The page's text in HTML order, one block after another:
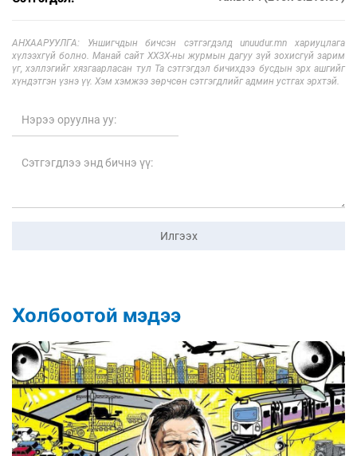
АНХААРУУЛГА: Уншигчдын бичсэн сэтгэгдэлд unuudur.mn хариуцлага
хүлээхгүй болно. Манай сайт ХХЗХ-ны журмын дагуу зүй зохисгүй зарим
үг, хэллэгийг хязгаарласан тул Та сэтгэгдэл бичихдээ бусдын эрх ашгийг
хүндэтгэн үзнэ үү. Хэм хэмжээ зөрчсөн сэтгэгдлийг админ устгах эрхтэй.
Илгээх
Холбоотой мэдээ